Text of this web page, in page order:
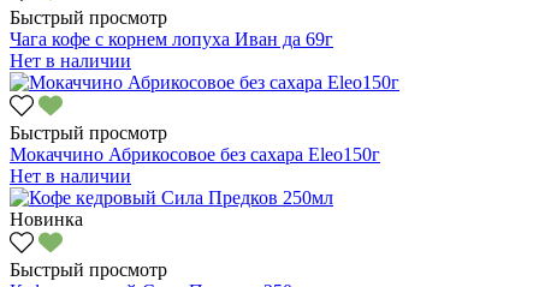
Быстрый просмотр
Чага кофе с корнем лопуха Иван да 69г
Нет в наличии
Быстрый просмотр
Мокаччино Абрикосовое без сахара Eleo150г
Нет в наличии
Новинка
Быстрый просмотр